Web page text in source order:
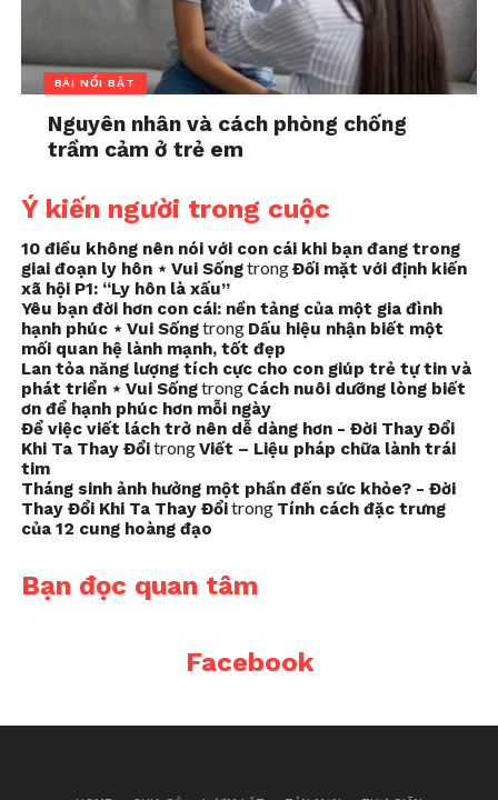
BÀI NỔI BẬT
Nguyên nhân và cách phòng chống
trầm cảm ở trẻ em
Ý kiến người trong cuộc
10 điều không nên nói với con cái khi bạn đang trong
giai đoạn ly hôn ⋆ Vui SốngtrongĐối mặt với định kiến
xã hội P1: “Ly hôn là xấu”
Yêu bạn đời hơn con cái: nền tảng của một gia đình
hạnh phúc ⋆ Vui Sốngtrong Dấu hiệu nhận biết một
mối quan hệ lành mạnh, tốt đẹp
Lan tỏa năng lượng tích cực cho con giúp trẻ tự tin và
phát triển ⋆ Vui Sốngtrong Cách nuôi dưỡng lòng biết
ơn để hạnh phúc hơn mỗi ngày
Để việc viết lách trở nên dễ dàng hơn - Đời Thay Đổi
Khi Ta Thay ĐổitrongViết – Liệu pháp chữa lành trái
tim
Tháng sinh ảnh hưởng một phần đến sức khỏe? - Đời
Thay Đổi Khi Ta Thay Đổitrong Tính cách đặc trưng
của 12 cung hoàng đạo
Bạn đọc quan tâm
Facebook